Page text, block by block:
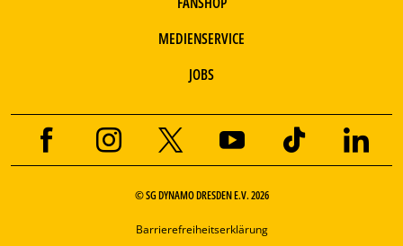
MEDIENSERVICE
JOBS
© SG DYNAMO DRESDEN E.V. 2026
Barrierefreiheitserklärung